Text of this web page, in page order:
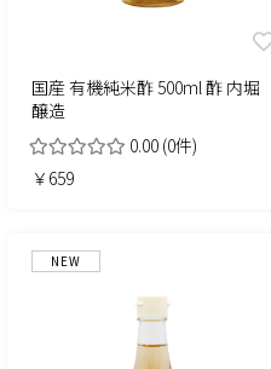
国産 有機純米酢 500ml 酢 内堀
醸造
0.00 (0件)
￥659
NEW